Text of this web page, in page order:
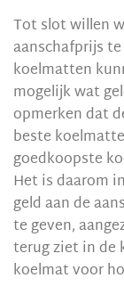
Tot slot willen
aanschafprijs
koelmatten
mogelijk wat
opmerken dat
beste
goedkoopste
Het is daarom
geld aan de
te geven,
terug ziet in de
koelmat voor